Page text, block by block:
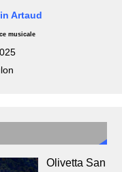
Artaud
musicale
Olivetta San